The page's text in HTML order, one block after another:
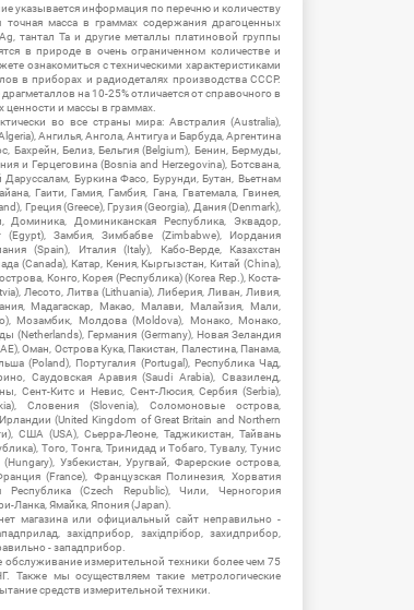
указывается информация по перечню и количеству
масса в граммах содержания драгоценных
тантал Ta и другие металлы платиновой группы
в природе в очень ограниченном количестве и
ознакомиться с техническими характеристиками
в приборах и радиодеталях производства СССР.
на 10-25% отличается от справочного в
ценности и массы в граммах.
во все страны мира: Австралия (Australia),
Ангилья, Ангола, Антигуа и Барбуда, Аргентина
Бахрейн, Белиз, Бельгия (Belgium), Бенин, Бермуды,
и Герцеговина (Bosnia and Herzegovina), Ботсвана,
Буркина Фасо, Бурунди, Бутан, Вьетнам
Гаити, Гамия, Гамбия, Гана, Гватемала, Гвинея,
Греция (Greece), Грузия (Georgia), Дания (Denmark),
Доминиканская Республика, Эквадор,
Замбия, Зимбабве (Zimbabwe), Иордания
(Spain), Италия (Italy), Кабо-Верде, Казахстан
(Canada), Катар, Кения, Кыргызстан, Китай (China),
Конго, Корея (Республика) (Korea Rep.), Коста-
Лесото, Литва (Lithuania), Либерия, Ливан, Ливия,
Мадагаскар, Макао, Малави, Малайзия, Мали,
Мозамбик, Молдова (Moldova), Монако, Монако,
(Netherlands), Германия (Germany), Новая Зеландия
Оман, Острова Кука, Пакистан, Палестина, Панама,
(Poland), Португалия (Portugal), Республика Чад,
Саудовская Аравия (Saudi Arabia), Свазиленд,
Сент-Китс и Невис, Сент-Люсия, Сербия (Serbia),
Словения (Slovenia), Соломоновые острова,
(United Kingdom of Great Britain and Northern
США (USA), Сьерра-Леоне, Таджикистан, Тайвань
Того, Тонга, Тринидад и Тобаго, Тувалу, Тунис
Узбекистан, Уругвай, Фарерские острова,
(France), Французская Полинезия, Хорватия
Республика (Czech Republic), Чили, Черногория
Ланка, Ямайка, Япония (Japan).
магазина или официальный сайт неправильно -
західприбор, західпрібор, захидприбор,
- западприбор.
измерительной техники более чем 75
мы осуществляем такие метрологические
средств измерительной техники.